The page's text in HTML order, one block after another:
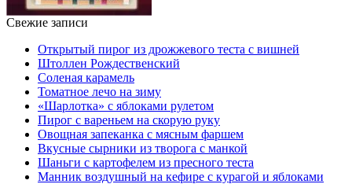
Свежие записи
Открытый пирог из дрожжевого теста с вишней
Штоллен Рождественский
Соленая карамель
Томатное лечо на зиму
«Шарлотка» с яблоками рулетом
Пирог с вареньем на скорую руку
Овощная запеканка с мясным фаршем
Вкусные сырники из творога с манкой
Шаньги с картофелем из пресного теста
Манник воздушный на кефире с курагой и яблоками